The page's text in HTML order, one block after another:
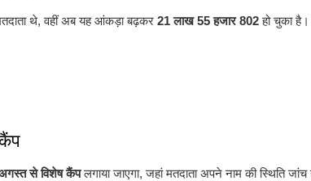
थे, वहीं अब यह आंकड़ा बढ़कर 21 लाख 55 हजार 802हो चुका
से विशेष कैंपलगाया जाएगा, जहां मतदाता अपने नाम की